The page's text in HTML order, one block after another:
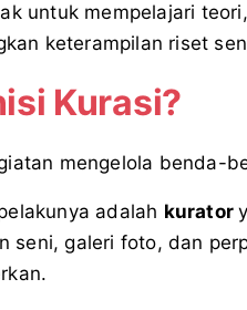
untuk mempelajari
keterampilan riset
Kurasi?
mengelola benda-
adalah kurator
seni, galeri foto, dan